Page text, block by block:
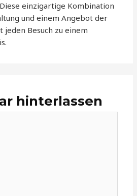
einzigartige Kombination
und einem Angebot der
jeden Besuch zu einem
hinterlassen